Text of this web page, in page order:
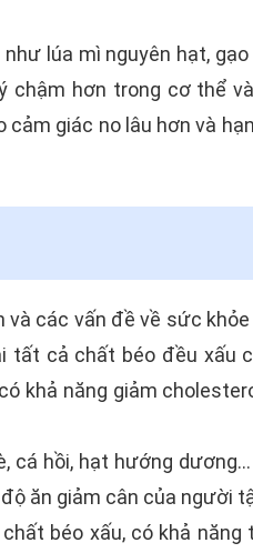
lúa mì nguyên hạt, gạo
chậm hơn trong cơ thể
cảm giác no lâu hơn và
và các vấn đề về sức
tất cả chất béo đều xấu
khả năng giảm
cá hồi, hạt hướng
ăn giảm cân của người
béo xấu, có khả năng